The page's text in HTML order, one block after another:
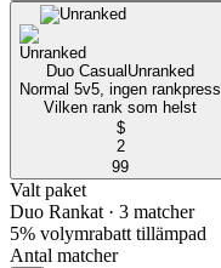
Duo Casual Unranked
Normal 5v5, ingen rankpress
Vilken rank som helst
$
2
99
Valt paket
Duo Rankat · 3 matcher
5% volymrabatt tillämpad
Antal matcher